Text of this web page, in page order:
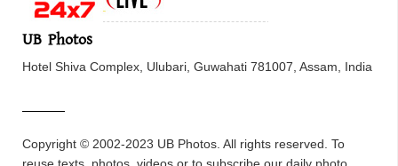
UB Photos
Hotel Shiva Complex, Ulubari, Guwahati 781007, Assam, India
Copyright © 2002-2023 UB Photos. All rights reserved. To
reuse texts, photos, videos or to subscribe our daily photo